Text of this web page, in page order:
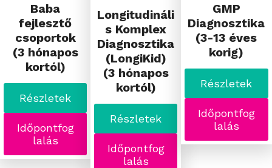
Baba
fejlesztő
csoportok
(3 hónapos
kortól)
Részletek
Időpontfog
lalás
Longitudináli
s Komplex
Diagnosztika
(LongiKid)
(3 hónapos
kortól)
Részletek
Időpontfog
lalás
GMP
Diagnosztika
(3-13 éves
korig)
Részletek
Időpontfog
lalás